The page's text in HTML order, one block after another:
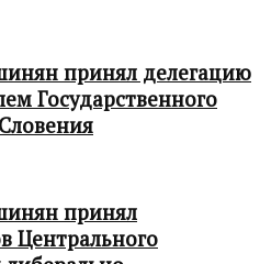
принял делегацию
Государственного
принял
Центрального